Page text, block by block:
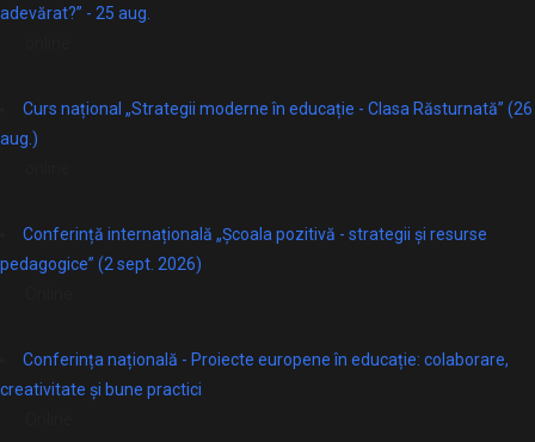
adevărat?” - 25 aug.
Curs național „Strategii moderne în educație - Clasa Răsturnată” (26
aug.)
Conferință internațională „Școala pozitivă - strategii și resurse
pedagogice” (2 sept. 2026)
Conferința națională - Proiecte europene în educație: colaborare,
creativitate și bune practici